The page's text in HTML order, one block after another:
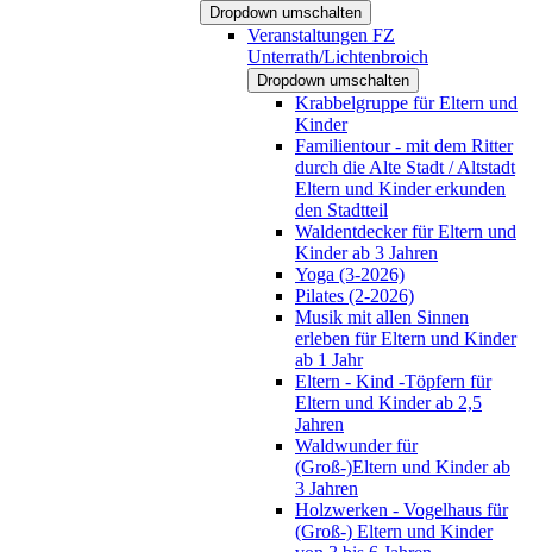
Dropdown umschalten
Veranstaltungen FZ
Unterrath/Lichtenbroich
Dropdown umschalten
Krabbelgruppe für Eltern und
Kinder
Familientour - mit dem Ritter
durch die Alte Stadt / Altstadt
Eltern und Kinder erkunden
den Stadtteil
Waldentdecker für Eltern und
Kinder ab 3 Jahren
Yoga (3-2026)
Pilates (2-2026)
Musik mit allen Sinnen
erleben für Eltern und Kinder
ab 1 Jahr
Eltern - Kind -Töpfern für
Eltern und Kinder ab 2,5
Jahren
Waldwunder für
(Groß-)Eltern und Kinder ab
3 Jahren
Holzwerken - Vogelhaus für
(Groß-) Eltern und Kinder